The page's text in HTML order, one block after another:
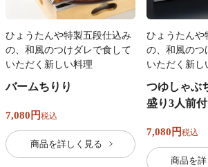
ひょうたんや特製五段仕込み
の、和風のつけダレで食して
いただく新しい料理
バームちりり
7,080 税込
商品を詳しく見る
ひょうたんや
の、和風のつ
いただく新し
つゆしゃぶ
盛り3人前付
7,080 税込
商品を